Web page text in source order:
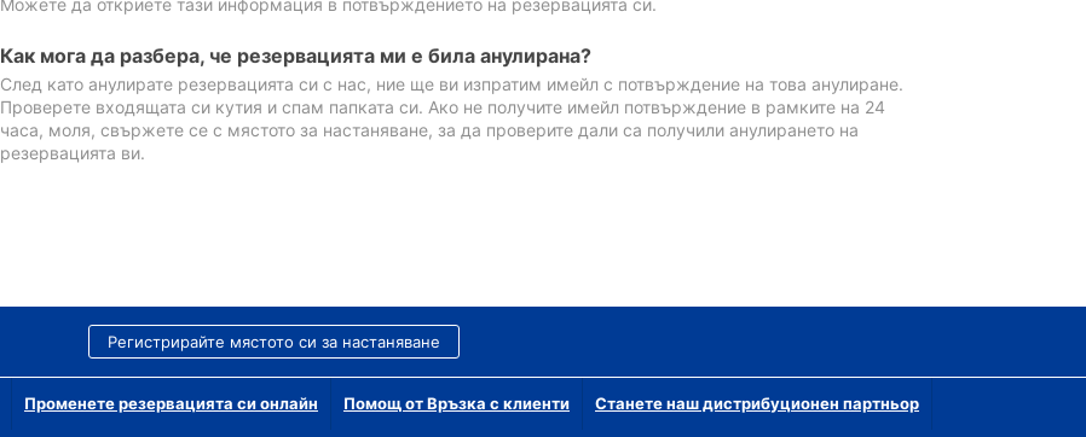
Можете да откриете тази информация в потвърждението на резервацията си.
Как мога да разбера, че резервацията ми е била анулирана?
След като анулирате резервацията си с нас, ние ще ви изпратим имейл с потвърждение на това анулиране.
Проверете входящата си кутия и спам папката си. Ако не получите имейл потвърждение в рамките на 24
часа, моля, свържете се с мястото за настаняване, за да проверите дали са получили анулирането на
резервацията ви.
Регистрирайте мястото си за настаняване
Променете резервацията си онлайн Помощ от Връзка с клиенти Станете наш дистрибуционен партньор